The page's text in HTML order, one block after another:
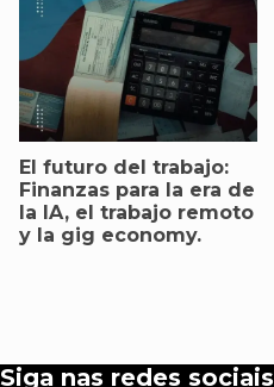
El futuro del trabajo:
Finanzas para la era de
la IA, el trabajo remoto
y la gig economy.
Siga nas redes sociais